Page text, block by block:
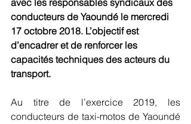
avec les responsables syndicaux des
conducteurs de Yaoundé le mercredi
17 octobre 2018. L’objectif est
d’encadrer et de renforcer les
capacités techniques des acteurs du
transport.
Au titre de l’exercice 2019, les
conducteurs de taxi-motos de Yaoundé